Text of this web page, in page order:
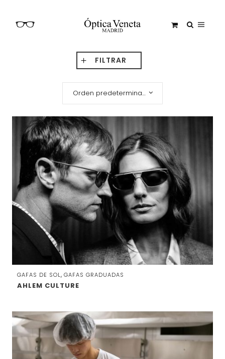
FILTRAR
Orden predeterminado
GAFAS DE SOL, GAFAS GRADUADAS
AHLEM CULTURE